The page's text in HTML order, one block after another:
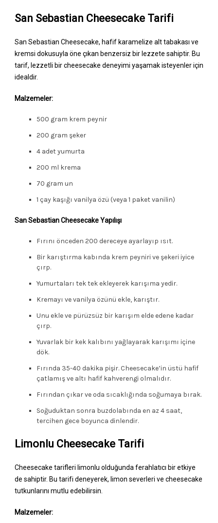
San Sebastian Cheesecake Tarifi
​​San Sebastian Cheesecake, hafif karamelize alt tabakası ve
kremsi dokusuyla öne çıkan benzersiz bir lezzete sahiptir. Bu
tarif, lezzetli bir cheesecake deneyimi yaşamak isteyenler için
idealdir.
Malzemeler:
500 gram krem peynir
200 gram şeker
4 adet yumurta
200 ml krema
70 gram un
1 çay kaşığı vanilya özü (veya 1 paket vanilin)
San Sebastian Cheesecake Yapılışı
Fırını önceden 200 dereceye ayarlayıp ısıt.
Bir karıştırma kabında krem peyniri ve şekeri iyice
çırp.
Yumurtaları tek tek ekleyerek karışıma yedir.
Kremayı ve vanilya özünü ekle, karıştır.
Unu ekle ve pürüzsüz bir karışım elde edene kadar
çırp.
Yuvarlak bir kek kalıbını yağlayarak karışımı içine
dök.
Fırında 35-40 dakika pişir. Cheesecake’in üstü hafif
çatlamış ve altı hafif kahverengi olmalıdır.
Fırından çıkar ve oda sıcaklığında soğumaya bırak.
Soğuduktan sonra buzdolabında en az 4 saat,
tercihen gece boyunca dinlendir.
Limonlu Cheesecake Tarifi
Cheesecake tarifleri limonlu olduğunda ferahlatıcı bir etkiye
de sahiptir. Bu tarifi deneyerek, limon severleri ve cheesecake
tutkunlarını mutlu edebilirsin.
Malzemeler: